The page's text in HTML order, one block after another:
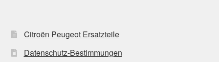
Citroën Peugeot Ersatzteile
Datenschutz-Bestimmungen